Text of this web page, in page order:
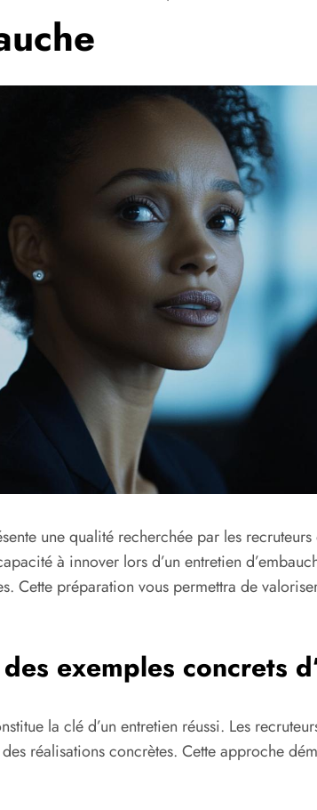
une qualité recherchée par les
à innover lors d’un entretien
Cette préparation vous permettra de
exemples concrets
la clé d’un entretien réussi. Les
réalisations concrètes. Cette approche